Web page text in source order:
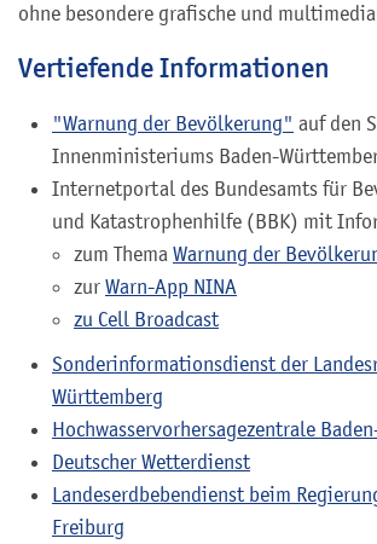
ohne besondere grafische und
Vertiefende Informationen
"Warnung der Bevölkerung" auf den
Innenministeriums Baden-
Internetportal des Bundesamts für
und Katastrophenhilfe (BBK) mit
zum Thema Warnung der
zur Warn-App NINA
zu Cell Broadcast
Sonderinformationsdienst der
Württemberg
Hochwasservorhersagezentrale
Deutscher Wetterdienst
Landeserdbebendienst beim
Freiburg